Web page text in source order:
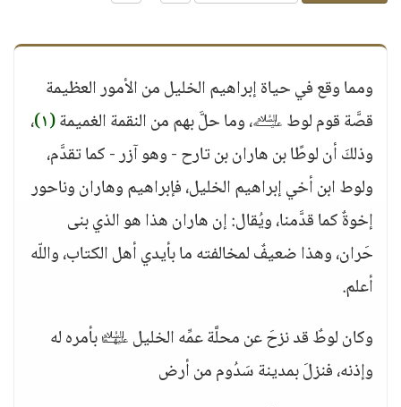
ومما وقع في حياة إبراهيم الخليل من الأمور العظيمة
قصَّة قوم لوط ﵇، وما حلَّ بهم من النقمة الغميمة(١) ،
وذلكَ أن لوطًا بن هاران بن تارح - وهو آزر - كما تقدَّم،
ولوط ابن أخي إبراهيم الخليل، فإبراهيم وهاران وناحور
إخوةٌ كما قدَّمنا، ويُقال: إن هاران هذا هو الذي بنى
حَران، وهذا ضعيفٌ لمخالفته ما بأيدي أهل الكتاب، واللّه
أعلم.
وكان لوطٌ قد نزحَ عن محلَّة عمِّه الخليل ﵉ بأمره له
وإذنه، فنزلَ بمدينة سَدُوم من أرض